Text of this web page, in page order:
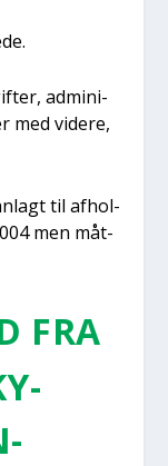
admi­ni­
med vide­re,
til afhol­
men måt­
FRA